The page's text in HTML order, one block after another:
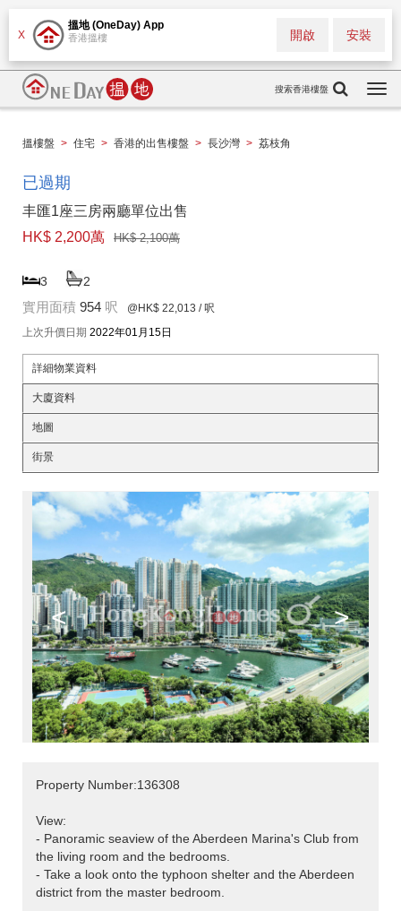
X
搵地 (OneDay) App
香港搵樓 安裝
開啟
搜索香港樓盤
搵樓盤 > 住宅 > 香港的出售樓盤 > 長沙灣 > 荔枝角
已過期
丰匯1座三房兩廳單位出售
HK$ 2,200萬
HK$ 2,100萬
3 2
實用面積 954 呎 @HK$ 22,013 / 呎
上次升價日期 2022年01月15日
詳細物業資料
大廈資料
地圖
街景
< >
Property Number:136308
View:
- Panoramic seaview of the Aberdeen Marina's Club from
the living room and the bedrooms.
- Take a look onto the typhoon shelter and the Aberdeen
district from the master bedroom.